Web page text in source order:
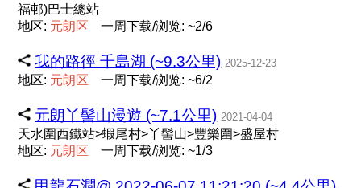
福邨)巴士總站
地区: 元朗 区 一周下载/浏览: ~2/6
我的路徑 千島湖 (~9.3公里) 2025-12-23
地区: 元朗 区 一周下载/浏览: ~6/2
元朗丫髻山漫遊 (~7.1公里) 2021-04-04
天水圍西鐵站>蝦尾村>丫髻山>豐樂圍>盛屋村
地区: 元朗 区 一周下载/浏览: ~1/3